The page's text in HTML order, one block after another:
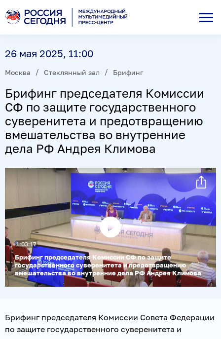
26 мая 2025, 11:00
Москва Стеклянный зал Брифинг
Брифинг председателя Комиссии
СФ по защите государственного
суверенитета и предотвращению
вмешательства во внутренние
дела РФ Андрея Климова
Воспроизвести
видео
Брифинг председателя Комиссии СФ по защите
государственного суверенитета и предотвращению
вмешательства во внутренние дела РФ Андрея Климова
1:03:17
Брифинг председателя Комиссии Совета Федерации
по защите государственного суверенитета и